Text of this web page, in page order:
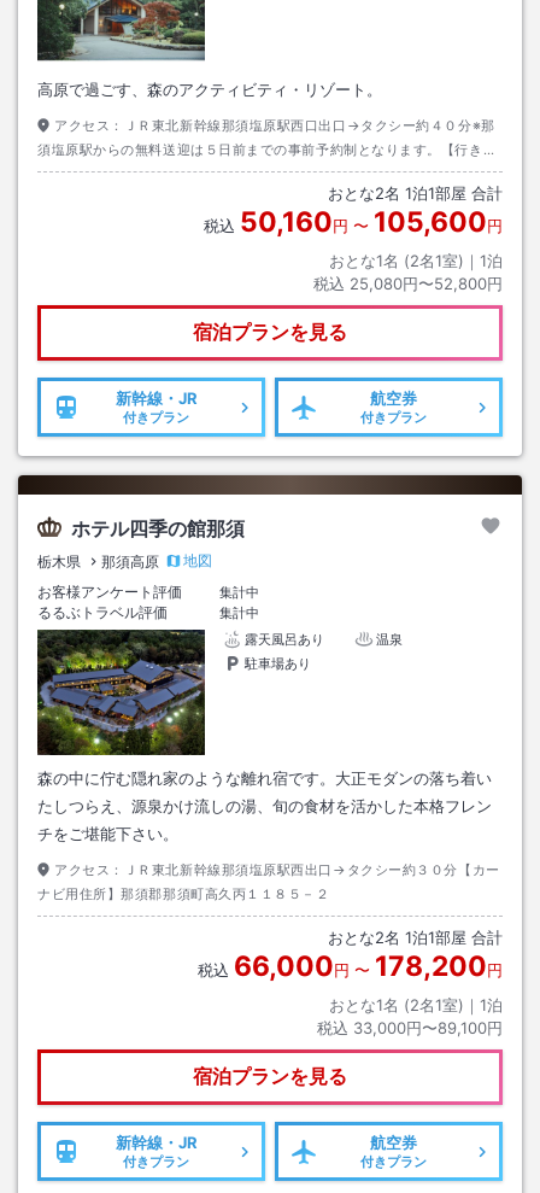
高原で過ごす、森のアクティビティ・リゾート。
アクセス：
ＪＲ東北新幹線那須塩原駅西口出口→タクシー約４０分※那
須塩原駅からの無料送迎は５日前までの事前予約制となります。【行き】
駅発１４：３０、１６：３０【帰り】ホテル発１０：００【追記】６/２以
おとな2名 1泊1部屋 合計
税込 50,160円 〜 105,600円
おとな1名 (2名1室)｜ 1泊
税込 25,080円〜52,800円
宿泊プランを見る
新幹線・JR
付きプラン
航空券
付きプラン
ホテル四季の館那須
栃木県 那須高原
地図
お客様アンケート評価
集計中
るるぶトラベル評価
集計中
露天風呂あり
温泉
駐車場あり
森の中に佇む隠れ家のような離れ宿です。大正モダンの落ち着い
たしつらえ、源泉かけ流しの湯、旬の食材を活かした本格フレン
チをご堪能下さい。
アクセス：
ＪＲ東北新幹線那須塩原駅西出口→タクシー約３０分【カー
ナビ用住所】那須郡那須町高久丙１１８５－２
おとな2名 1泊1部屋 合計
税込 66,000円 〜 178,200円
おとな1名 (2名1室)｜ 1泊
税込 33,000円〜89,100円
宿泊プランを見る
新幹線・JR
付きプラン
航空券
付きプラン